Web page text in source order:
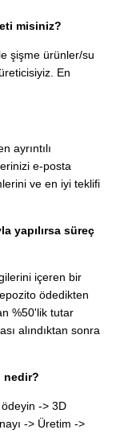
misiniz?
şişme ürünler/su
En
ayrıntılı
e-posta
ve en iyi teklifi
yapılırsa süreç
içeren bir
ödedikten
%50'lik tutar
alındıktan sonra
nedir?
-> 3D
-> Üretim ->